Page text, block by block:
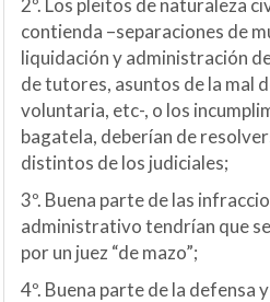
2º. Los pleitos de naturaleza
contienda –separaciones de
liquidación y administración
de tutores, asuntos de la mal
voluntaria, etc-, o los
bagatela, deberían de
distintos de los judiciales;
3º. Buena parte de las
administrativo tendrían que
por un juez “de mazo”;
4º. Buena parte de la defensa